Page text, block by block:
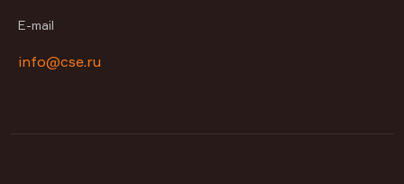
E-mail
info@cse.ru